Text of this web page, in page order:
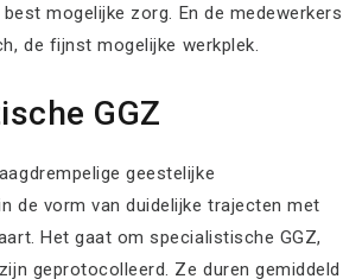
mogelijke zorg. En de medewerkers
de fijnst mogelijke werkplek.
GGZ
geestelijke
de vorm van duidelijke trajecten met
Het gaat om specialistische GGZ,
geprotocolleerd. Ze duren gemiddeld